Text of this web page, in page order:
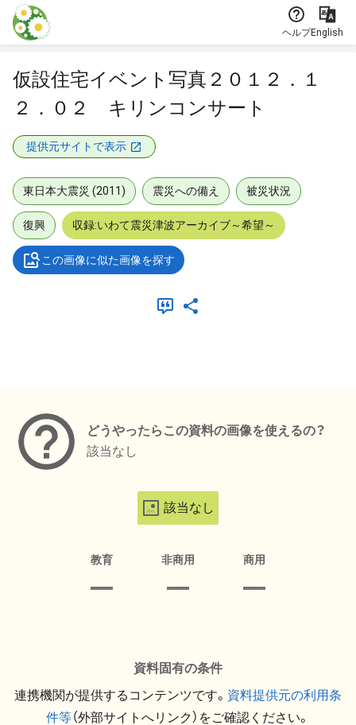
本文に飛ぶ
ヘルプEnglish
仮設住宅イベント写真２０１２．１
２．０２ キリンコンサート
提供元サイトで表示
東日本大震災 (2011) 震災への備え 被災状況
復興 収録:いわて震災津波アーカイブ～希望～
この画像に似た画像を探す
どうやったらこの資料の画像を使えるの？
該当なし
該当なし
教育 非商用 商用
資料固有の条件
連携機関が提供するコンテンツです。 資料提供元の利用条
件等（外部サイトへリンク）をご確認ください。